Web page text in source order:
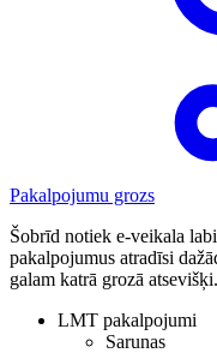
Pakalpojumu grozs
Šobrīd notiek e-veikala
pakalpojumus atradīsi
galam katrā grozā atsevišķi.
LMT pakalpojumi
Sarunas